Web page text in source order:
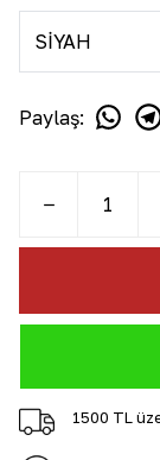
Paylaş:
1500 TL